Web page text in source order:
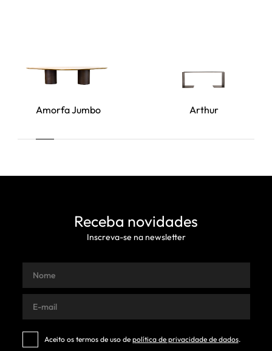
Amorfa Jumbo Arthur
Receba novidades
Inscreva-se na newsletter
Aceito os termos de uso de política de privacidade de dados.